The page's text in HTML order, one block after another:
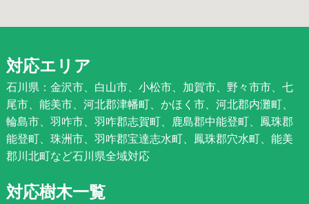
対応エリア
石川県：金沢市、白山市、小松市、加賀市、野々市市、七
尾市、能美市、河北郡津幡町、かほく市、河北郡内灘町、
輪島市、羽咋市、羽咋郡志賀町、鹿島郡中能登町、鳳珠郡
能登町、珠洲市、羽咋郡宝達志水町、鳳珠郡穴水町、能美
郡川北町など石川県全域対応
対応樹木一覧